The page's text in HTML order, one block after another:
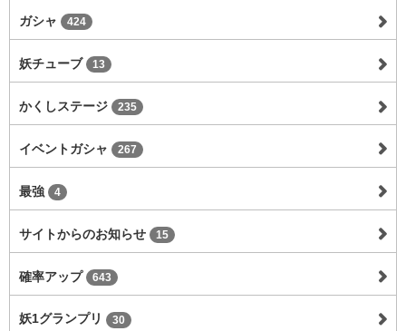
ガシャ 424
妖チューブ 13
かくしステージ 235
イベントガシャ 267
最強 4
サイトからのお知らせ 15
確率アップ 643
妖1グランプリ 30